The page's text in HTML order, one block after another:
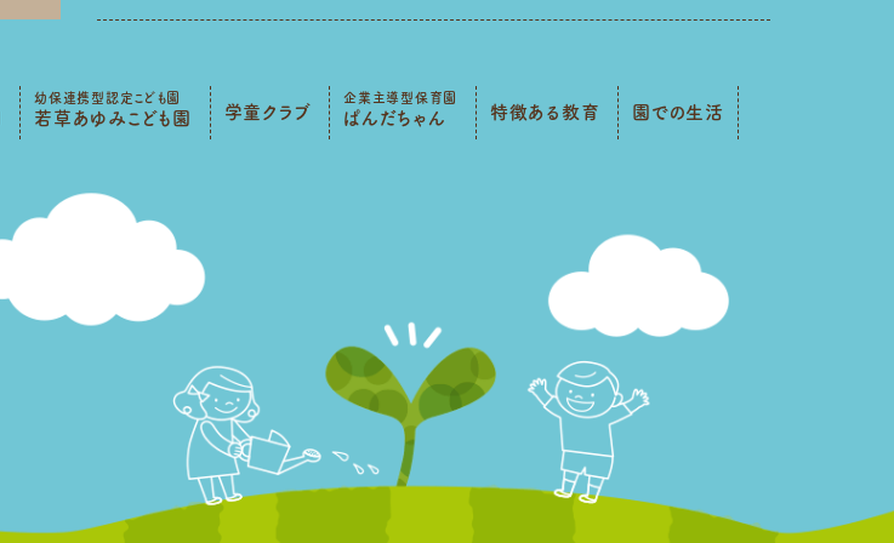
幼保連携型認定こども園
若草あゆみこども園 学童クラブ
企業主導型保育園
ぱんだちゃん 特徴ある教育 園での生活